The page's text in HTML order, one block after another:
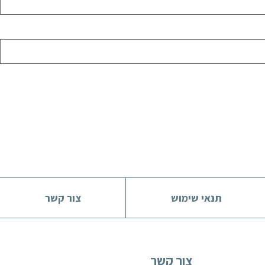
תנאי שימוש צור קשר
צור קשר